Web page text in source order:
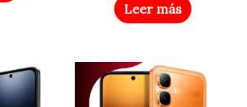
Leer más